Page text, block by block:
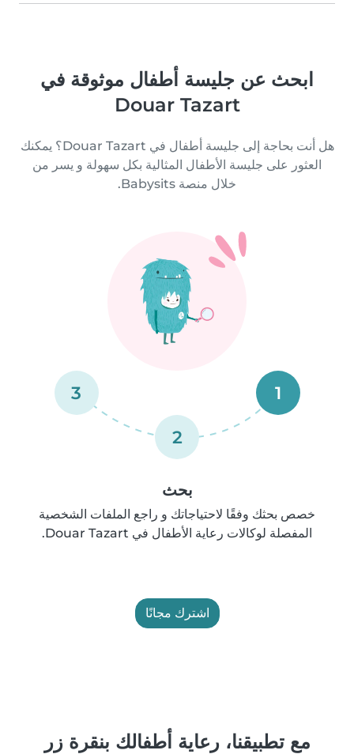
ابحث عن جليسة أطفال موثوقة في
Douar Tazart
هل أنت بحاجة إلى جليسة أطفال في Douar Tazart؟ يمكنك
العثور على جليسة الأطفال المثالية بكل سهولة و يسر من
خلال منصة Babysits.
1
2
3
بحث
خصص بحثك وفقًا لاحتياجاتك و راجع الملفات الشخصية
المفصلة لوكالات رعاية الأطفال في Douar Tazart.
اشترك مجانًا
مع تطبيقنا، رعاية أطفالك بنقرة زر